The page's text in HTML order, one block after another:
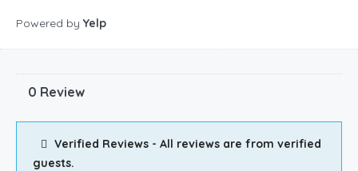
Powered by Yelp
0 Review
Verified Reviews - All reviews are from verified
guests.